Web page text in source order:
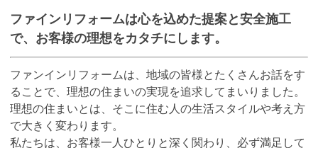
ファインリフォームは心を込めた提案と安全施工
で、 お客様の理想をカタチにします。
ファンインリフォームは、地域の皆様とたくさんお話をす
ることで、理想の住まいの実現を追求してまいりました。
理想の住まいとは、そこに住む人の生活スタイルや考え方
で大きく変わります。
私たちは、お客様一人ひとりと深く関わり、必ず満足して